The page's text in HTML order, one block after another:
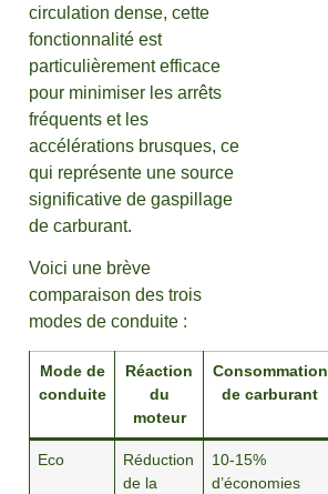
circulation dense, cette
fonctionnalité est
particulièrement efficace
pour minimiser les arrêts
fréquents et les
accélérations brusques, ce
qui représente une source
significative de gaspillage
de carburant.
Voici une brève
comparaison des trois
modes de conduite :
Mode de
conduite
Réaction
du
moteur
Consommation
de carburant
Eco
Réduction
de la
10-15%
d’économies